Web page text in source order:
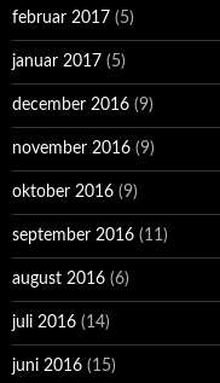
februar 2017 (5)
januar 2017 (5)
december 2016 (9)
november 2016 (9)
oktober 2016 (9)
september 2016 (11)
august 2016 (6)
juli 2016 (14)
juni 2016 (15)